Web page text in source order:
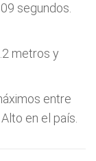
segundos.
metros y
entre
en el país.